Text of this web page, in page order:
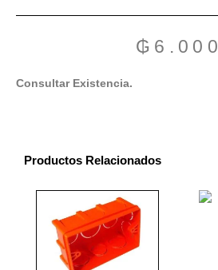
₲ 6.000
Consultar Existencia.
Productos Relacionados